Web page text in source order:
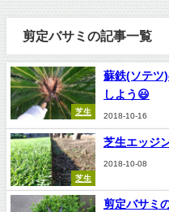
剪定バサミの記事一覧
芝生
蘇鉄(ソテツ
しよう😃
2018-10-16
芝生
芝生エッジ
2018-10-08
剪定バサミ